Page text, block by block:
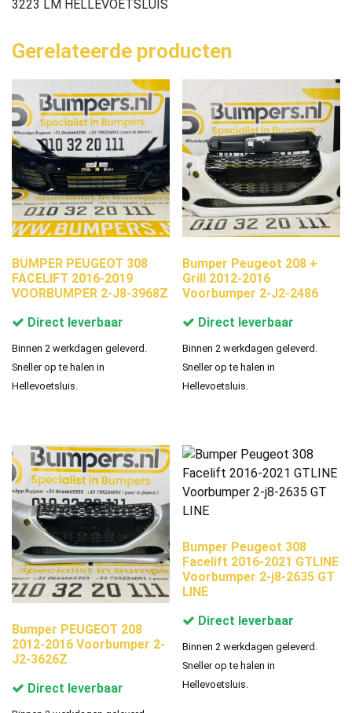
3223 LM HELLEVOETSLUIS
Gerelateerde producten
BUMPER PEUGEOT 308
FACELIFT 2016-2019
VOORBUMPER 2-J8-3968Z
Direct leverbaar
Binnen 2 werkdagen geleverd.
Sneller op te halen in
Hellevoetsluis.
Bumper Peugeot 208 +
Grill 2012-2016
Voorbumper 2-J2-2486
Direct leverbaar
Binnen 2 werkdagen geleverd.
Sneller op te halen in
Hellevoetsluis.
Bumper PEUGEOT 208
2012-2016 Voorbumper 2-
J2-3626Z
Direct leverbaar
Bumper Peugeot 308
Facelift 2016-2021 GTLINE
Voorbumper 2-j8-2635 GT
LINE
Direct leverbaar
Binnen 2 werkdagen geleverd.
Sneller op te halen in
Hellevoetsluis.